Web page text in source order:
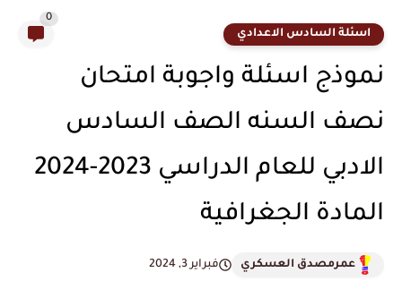
اسئلة السادس الاعدادي
0
نموذج اسئلة واجوبة امتحان
نصف السنه الصف السادس
الادبي للعام الدراسي 2023-2024
المادة الجغرافية
عمرمصدق العسكري فبراير 3, 2024